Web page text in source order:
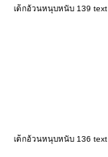
เด็กอ้วนหนุบหนับ 139 text
เด็กอ้วนหนุบหนับ 136 text